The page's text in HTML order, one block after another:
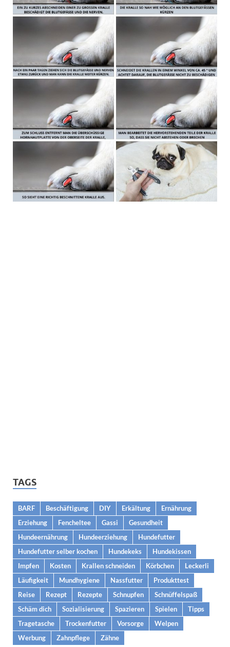
TAGS
BARF Beschäftigung DIY Erkältung
Ernährung
Erziehung
Fencheltee Gassi
Gesundheit
Hundeernährung
Hundeerziehung
Hundefutter
Hundefutter selber kochen
Hundekeks
Hundekissen
Impfen
Kosten Krallen schneiden Körbchen
Leckerli
Läufigkeit
Mundhygiene Nassfutter
Produkttest
Reise
Rezept Rezepte Schnupfen
Schnüffelspaß
Schäm dich
Sozialisierung Spazieren Spielen
Tipps
Tragetasche
Trockenfutter Vorsorge
Welpen
Werbung
Zahnpflege Zähne